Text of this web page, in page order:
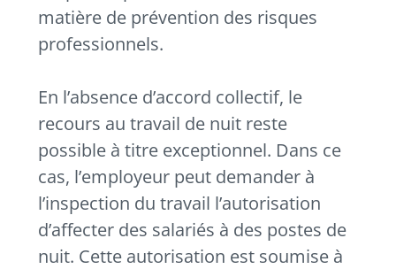
matière de prévention des risques
professionnels.
En l’absence d’accord collectif, le
recours au travail de nuit reste
possible à titre exceptionnel. Dans ce
cas, l’employeur peut demander à
l’inspection du travail l’autorisation
d’affecter des salariés à des postes de
nuit. Cette autorisation est soumise à